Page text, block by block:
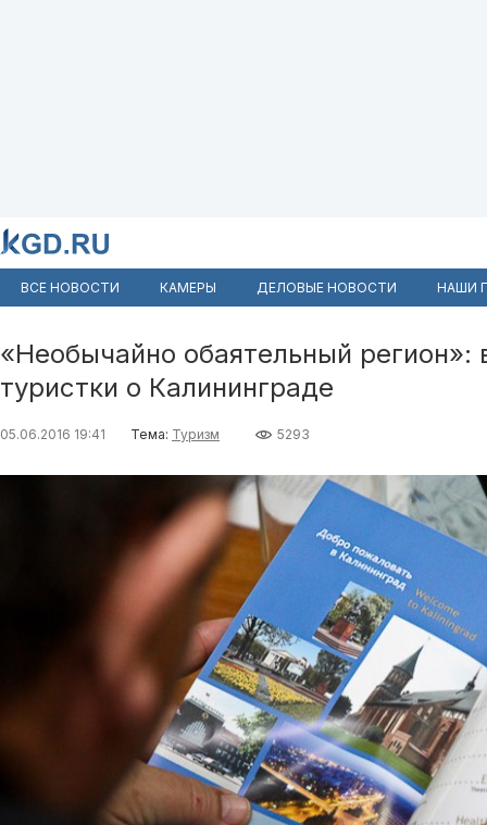
ВСЕ НОВОСТИ КАМЕРЫ ДЕЛОВЫЕ НОВОСТИ НАШИ
«Необычайно обаятельный регион»:
туристки о Калининграде
05.06.2016 19:41 Тема: Туризм 5293